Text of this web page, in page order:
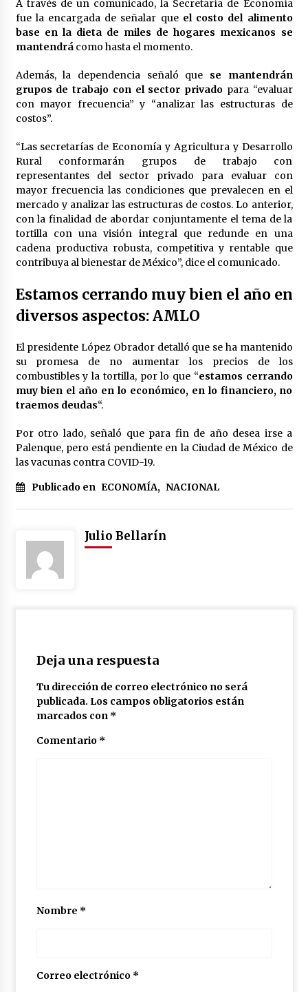
A través de un comunicado, la Secretaría de Economía
fue la encargada de señalar que el costo del alimento
base en la dieta de miles de hogares mexicanos se
mantendrácomo hasta el momento.
Además, la dependencia señaló que se mantendrán
grupos de trabajo con el sector privado para “evaluar
con mayor frecuencia” y “analizar las estructuras de
costos”.
“Las secretarías de Economía y Agricultura y Desarrollo
Rural conformarán grupos de trabajo con
representantes del sector privado para evaluar con
mayor frecuencia las condiciones que prevalecen en el
mercado y analizar las estructuras de costos. Lo anterior,
con la finalidad de abordar conjuntamente el tema de la
tortilla con una visión integral que redunde en una
cadena productiva robusta, competitiva y rentable que
contribuya al bienestar de México”, dice el comunicado.
Estamos cerrando muy bien el año en
diversos aspectos: AMLO
El presidente López Obrador detalló que se ha mantenido
su promesa de no aumentar los precios de los
combustibles y la tortilla, por lo que “estamos cerrando
muy bien el año en lo económico, en lo financiero, no
traemos deudas“.
Por otro lado, señaló que para fin de año desea irse a
Palenque, pero está pendiente en la Ciudad de México de
las vacunas contra COVID-19.
Publicado en ECONOMÍA, NACIONAL
Julio Bellarín
Deja una respuesta
Tu dirección de correo electrónico no será
publicada. Los campos obligatorios están
marcados con *
Comentario *
Nombre *
Correo electrónico *